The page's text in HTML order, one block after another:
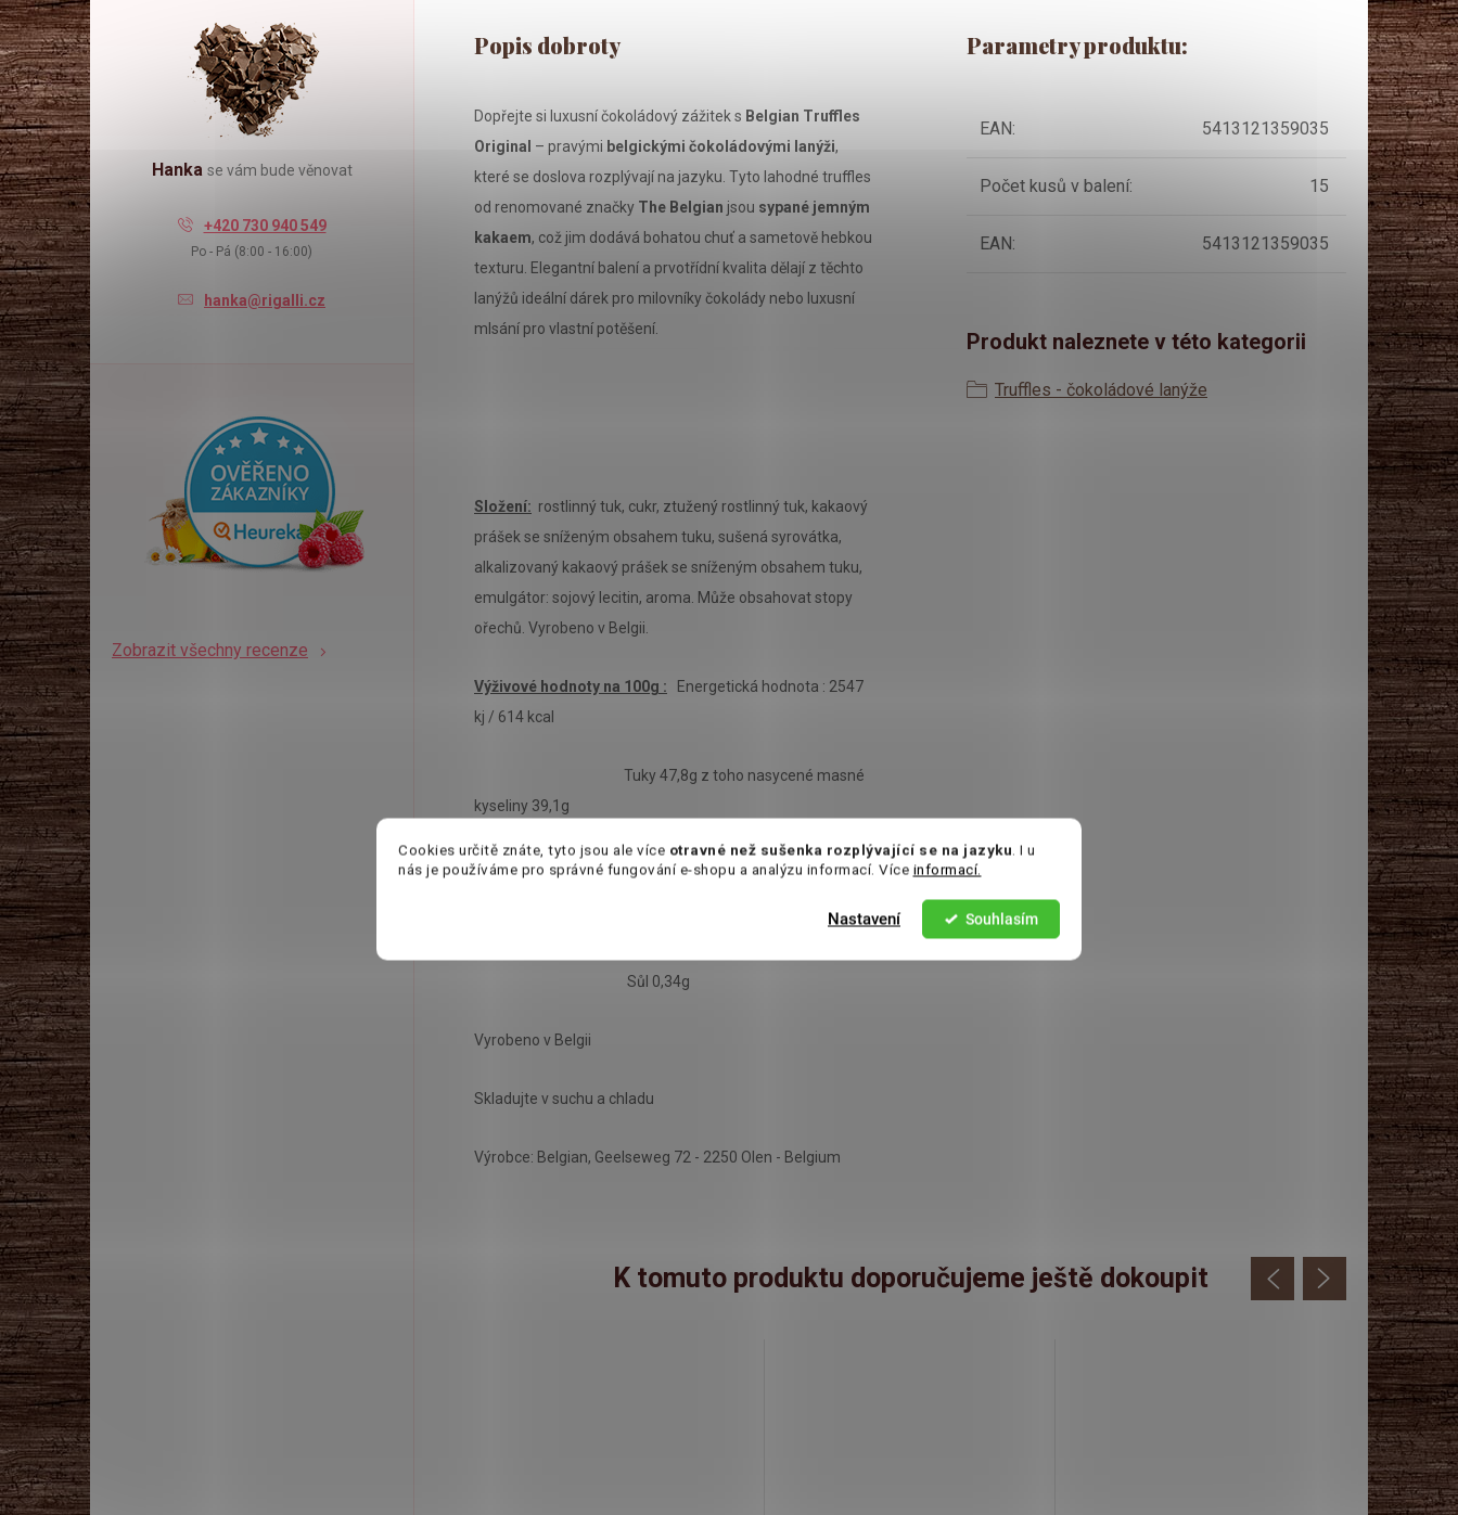
Cookies určitě znáte, tyto jsou ale více otravné než sušenka rozplývající se na jazyku . I u
nás je používáme pro správné fungování e-shopu a analýzu informací. Více informací.
Souhlasím
Nastavení
e
l
Hanka se vám bude věnovat
+420 730 940 549
Po - Pá (8:00 - 16:00)
hanka@rigalli.cz
Zobrazit všechny recenze
Dopřejte si luxusní čokoládový zážitek s Belgian Truffles
Original – pravými belgickými čokoládovými lanýži,
které se doslova rozplývají na jazyku. Tyto lahodné truffles
od renomované značky The Belgian jsou sypané jemným
kakaem, což jim dodává bohatou chuť a sametově hebkou
texturu. Elegantní balení a prvotřídní kvalita dělají z těchto
lanýžů ideální dárek pro milovníky čokolády nebo luxusní
mlsání pro vlastní potěšení.
Složení: rostlinný tuk, cukr, ztužený rostlinný tuk, kakaový
prášek se sníženým obsahem tuku, sušená syrovátka,
alkalizovaný kakaový prášek se sníženým obsahem tuku,
emulgátor: sojový lecitin, aroma. Může obsahovat stopy
ořechů. Vyrobeno v Belgii.
Výživové hodnoty na 100g :
Energetická hodnota : 2547
kj / 614 kcal
Tuky 47,8g z toho nasycené masné
kyseliny 39,1g
Sacharidy 38,8g z toho cukry 37,3g
Sůl 0,34g
Vyrobeno v Belgii
Skladujte v suchu a chladu
Výrobce: Belgian, Geelseweg 72 - 2250 Olen - Belgium
Parametry produktu:
EAN: 5413121359035
Počet kusů v balení: 15
EAN: 5413121359035
Produkt naleznete v této kategorii
Truffles - čokoládové lanýže
K tomuto produktu doporučujeme ještě dokoupit